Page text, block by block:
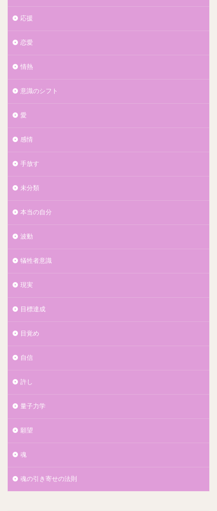
応援
恋愛
情熱
意識のシフト
愛
感情
手放す
未分類
本当の自分
波動
犠牲者意識
現実
目標達成
目覚め
自信
許し
量子力学
願望
魂
魂の引き寄せの法則